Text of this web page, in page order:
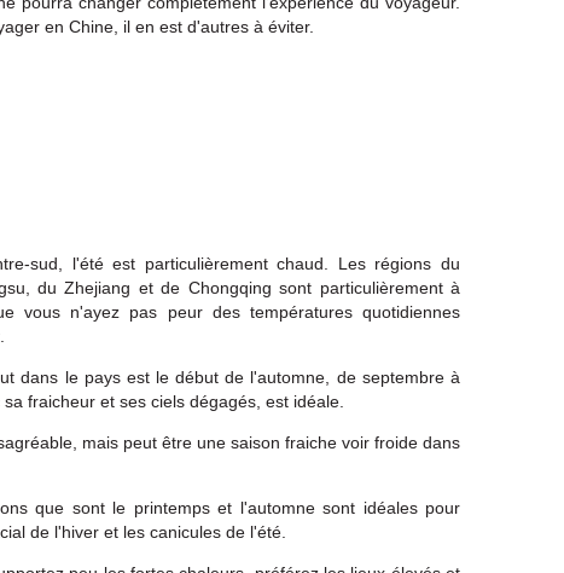
en Chine, il en est d'autres à éviter.
sud, l'été est particulièrement chaud. Les régions du
du Zhejiang et de Chongqing sont particulièrement à
vous n'ayez pas peur des températures quotidiennes
dans le pays est le début de l'automne, de septembre à
fraicheur et ses ciels dégagés, est idéale.
mais peut être une saison fraiche voir froide dans
que sont le printemps et l'automne sont idéales pour
de l'hiver et les canicules de l'été.